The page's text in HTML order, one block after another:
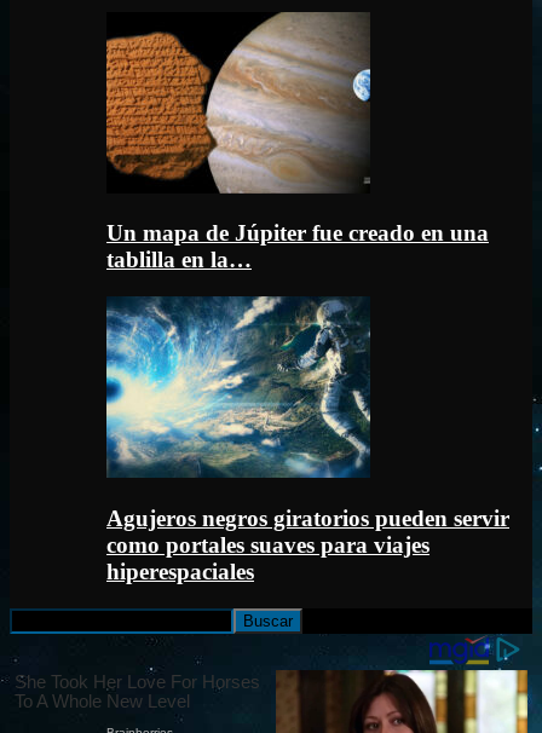
Un mapa de Júpiter fue creado en una
tablilla en la…
Agujeros negros giratorios pueden servir
como portales suaves para viajes
hiperespaciales